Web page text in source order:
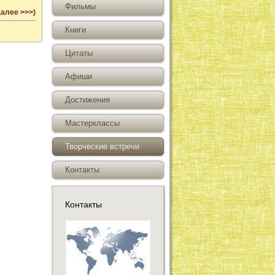
>>>)
Фильмы
Книги
Цитаты
Афиши
Достижения
Мастерклассы
Творческие встречи
Контакты
Контакты